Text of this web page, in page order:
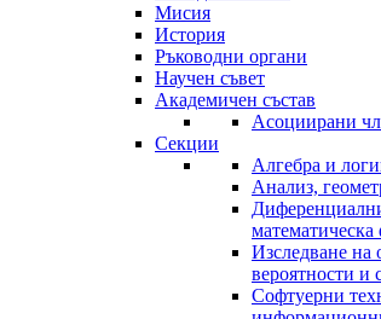
Мисия
История
Ръководни органи
Научен съвет
Академичен състав
Асоциирани
Секции
Алгебра и
Анализ,
математическа
Изследване на
вероятности и
Софтуерни